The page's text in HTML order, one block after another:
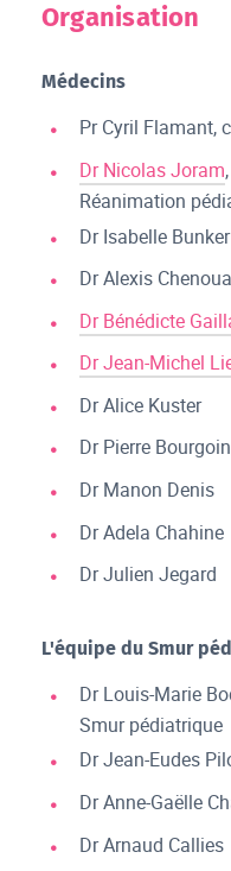
Organisation
Médecins
Pr Cyril Flamant,
Dr Nicolas Joram
Réanimation
Dr Isabelle Bunker
Dr Alexis
Dr Bénédicte
Dr Jean-Michel
Dr Alice Kuster
Dr Pierre Bourgoin
Dr Manon Denis
Dr Adela Chahine
Dr Julien Jegard
L'équipe du Smur
Dr Louis-Marie
Smur pédiatrique
Dr Jean-Eudes
Dr Anne-Gaëlle
Dr Arnaud Callies